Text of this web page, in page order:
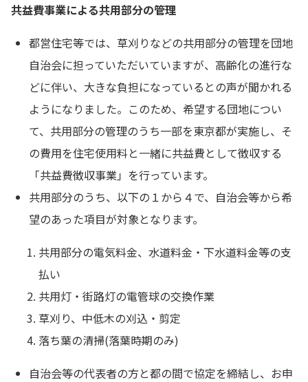
共益費事業による共用部分の管理
都営住宅等では、草刈りなどの共用部分の管理を団地
自治会に担っていただいていますが、高齢化の進行な
どに伴い、大きな負担になっているとの声が聞かれる
ようになりました。このため、希望する団地につい
て、共用部分の管理のうち一部を東京都が実施し、そ
の費用を住宅使用料と一緒に共益費として徴収する
「共益費徴収事業」を行っています。
共用部分のうち、以下の１から４で、自治会等から希
望のあった項目が対象となります。
共用部分の電気料金、水道料金・下水道料金等の支
払い
共用灯・街路灯の電管球の交換作業
草刈り、中低木の刈込・剪定
落ち葉の清掃(落葉時期のみ)
自治会等の代表者の方と都の間で協定を締結し、お申